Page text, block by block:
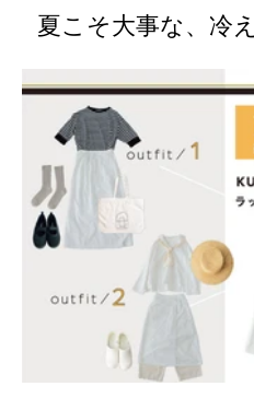
夏こそ大事な、冷